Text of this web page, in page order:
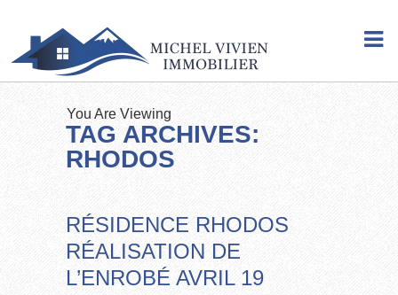
You Are Viewing
TAG ARCHIVES:
RHODOS
RÉSIDENCE RHODOS
RÉALISATION DE
L’ENROBÉ AVRIL 19